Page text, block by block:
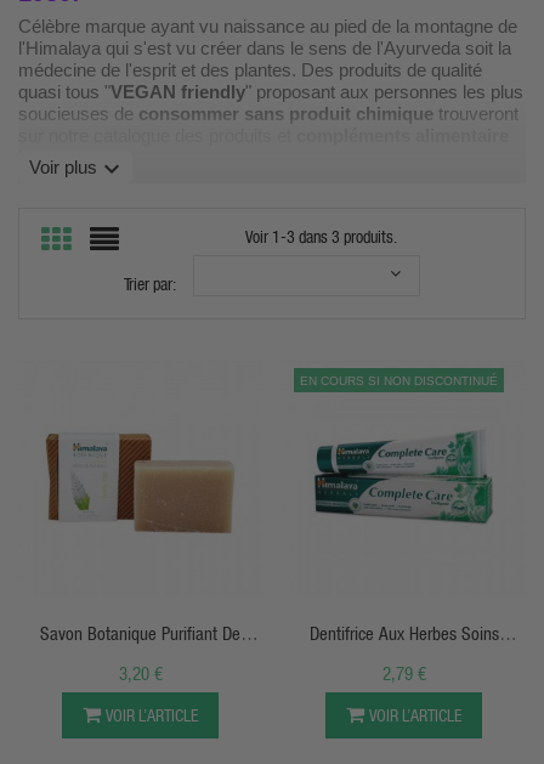
Célèbre marque ayant vu naissance au pied de la montagne de
l'Himalaya qui s'est vu créer dans le sens de l'Ayurveda soit la
médecine de l'esprit et des plantes. Des produits de qualité
quasi tous "VEGAN friendly" proposant aux personnes les plus
soucieuses de consommer sans produit chimique trouveront
Himalaya.
corps:
d'amande ou pour des peaux plus délicates un savon à base de
Voir plus expand_more
Voir 1-3 dans 3 produits.
Trier par:
Savon Botanique Purifiant De
Margousier Et Curcuma (125g) -
Himalaya Herbals
3,20 €
VOIR L’ARTICLE
EN COURS SI NON DISCONTINUÉ
Dentifrice Aux Herbes Soins
Complets - 75Ml - Himalaya
Herbals
2,79 €
VOIR L’ARTICLE